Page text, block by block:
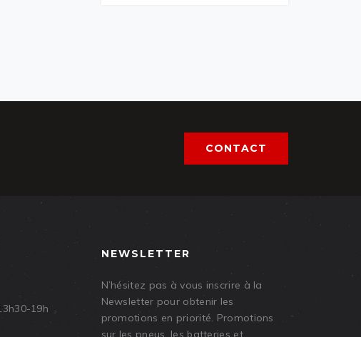
CONTACT
19h
NEWSLETTER
N’hésitez pas à vous inscrire à la
Newsletter pour obtenir les
promotions en priorité. Promotions
sur les pneus, les batteries et